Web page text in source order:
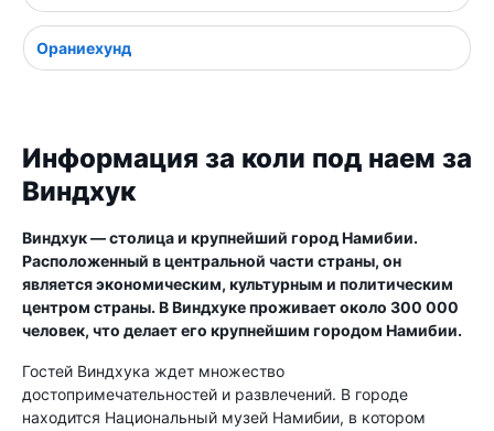
Ораниехунд
Информация за коли под наем за
Виндхук
Виндхук — столица и крупнейший город Намибии.
Расположенный в центральной части страны, он
является экономическим, культурным и политическим
центром страны. В Виндхуке проживает около 300 000
человек, что делает его крупнейшим городом Намибии.
Гостей Виндхука ждет множество
достопримечательностей и развлечений. В городе
находится Национальный музей Намибии, в котором